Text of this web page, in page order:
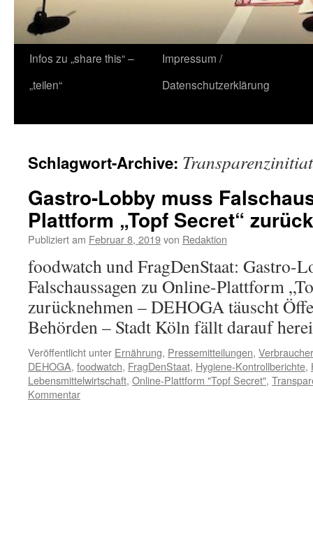
Zum
Inhalt
Infos zu „share this“ –
„teilen“
Impressum /
Datenschutzerklärung
Schlagwort-Archive:
Gastro-Lobby muss
Plattform „Topf Secret“
Publiziert am Februar 8, 2019von Redaktion
foodwatch und FragDenStaat: Gastro-
Falschaussagen zu Online-Plattform
zurücknehmen – DEHOGA täuscht
Behörden – Stadt Köln fällt darauf
Veröffentlicht unter Ernährung, Pressemitteilungen,
DEHOGA, foodwatch, FragDenStaat, Hygiene-Kontrollberichte,
Lebensmittelwirtschaft, Online-Plattform "Topf Secret",
Kommentar